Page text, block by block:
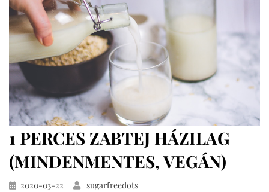
1 PERCES ZABTEJ HÁZILAG
(MINDENMENTES, VEGÁN)
Közzétéve
2020-03-22 sugarfreedots